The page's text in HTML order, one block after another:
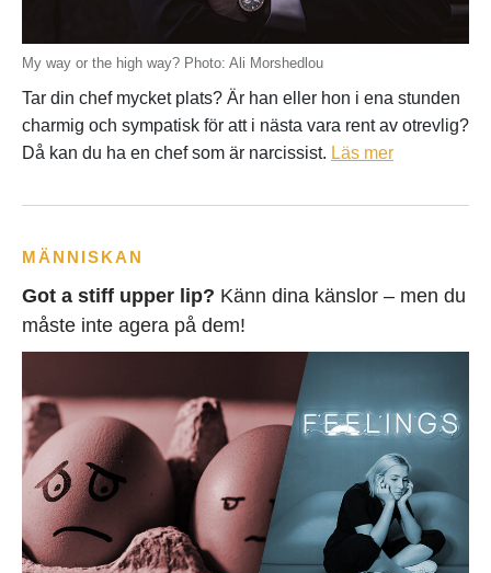
My way or the high way? Photo: Ali Morshedlou
Tar din chef mycket plats? Är han eller hon i ena stunden
charmig och sympatisk för att i nästa vara rent av otrevlig?
Då kan du ha en chef som är narcissist. Läs mer
MÄNNISKAN
Got a stiff upper lip? Känn dina känslor – men du
måste inte agera på dem!